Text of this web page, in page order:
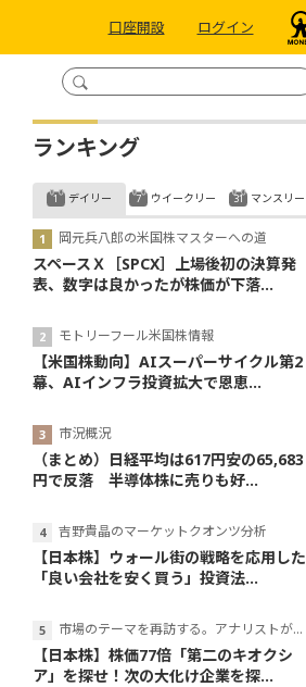
口座開設 ログイン
ランキング
デイリー
岡元兵八郎の米国株マスターへの道
スペースＸ［SPCX］上場後初の決算発
表、数字は良かったが株価が下落...
モトリーフール米国株情報
【米国株動向】AIスーパーサイクル第2
幕、AIインフラ投資拡大で恩恵...
市況概況
（まとめ）日経平均は617円安の65,683
円で反落 半導体株に売りも好...
吉野貴晶のマーケットクオンツ分析
【日本株】ウォール街の戦略を応用した
「良い会社を安く買う」投資法...
市場のテーマを再訪する。アナリストが読み解くテーマの本質
【日本株】株価77倍「第二のキオクシ
ア」を探せ！次の大化け企業を探...
ウイークリー マンスリー